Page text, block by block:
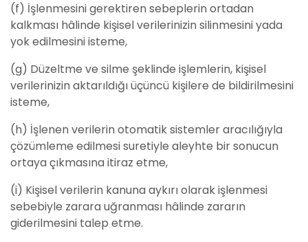
(f) İşlenmesini gerektiren sebeplerin ortadan
kalkması hâlinde kişisel verilerinizin silinmesini yada
yok edilmesini isteme,
(g) Düzeltme ve silme şeklinde işlemlerin, kişisel
verilerinizin aktarıldığı üçüncü kişilere de bildirilmesini
isteme,
(h) İşlenen verilerin otomatik sistemler aracılığıyla
çözümleme edilmesi suretiyle aleyhte bir sonucun
ortaya çıkmasına itiraz etme,
(i) Kişisel verilerin kanuna aykırı olarak işlenmesi
sebebiyle zarara uğranması hâlinde zararın
giderilmesini talep etme.